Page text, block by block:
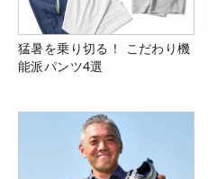
猛暑を乗り切る！ こだわり機
能派パンツ4選